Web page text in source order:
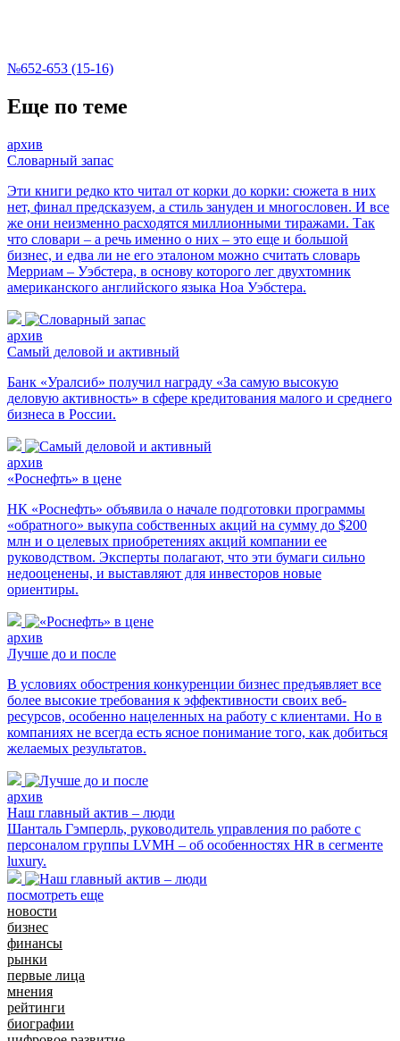
№652-653 (15-16)
Еще по теме
архив
Словарный запас
Эти книги редко кто читал от корки до корки: сюжета в них
нет, финал предсказуем, а стиль зануден и многословен. И все
же они неизменно расходятся миллионными тиражами. Так
что словари – а речь именно о них – это еще и большой
бизнес, и едва ли не его эталоном можно считать словарь
Мерриам – Уэбстера, в основу которого лег двухтомник
американского английского языка Ноа Уэбстера.
архив
Самый деловой и активный
Банк «Уралсиб» получил награду «За самую высокую
деловую активность» в сфере кредитования малого и среднего
бизнеса в России.
архив
«Роснефть» в цене
НК «Роснефть» объявила о начале подготовки программы
«обратного» выкупа собственных акций на сумму до $200
млн и о целевых приобретениях акций компании ее
руководством. Эксперты полагают, что эти бумаги сильно
недооценены, и выставляют для инвесторов новые
ориентиры.
архив
Лучше до и после
В условиях обострения конкуренции бизнес предъявляет все
более высокие требования к эффективности своих веб-
ресурсов, особенно нацеленных на работу с клиентами. Но в
компаниях не всегда есть ясное понимание того, как добиться
желаемых результатов.
архив
Наш главный актив – люди
Шанталь Гэмперль, руководитель управления по работе с
персоналом группы LVMH – об особенностях HR в сегменте
luxury.
посмотреть еще
новости
бизнес
финансы
рынки
первые лица
мнения
рейтинги
биографии